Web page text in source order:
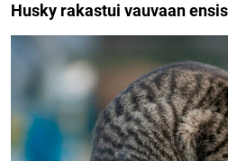
Husky rakastui vauvaan